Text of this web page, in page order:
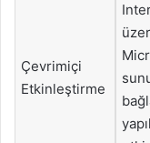
Çevrimiçi
Etkinleştirme